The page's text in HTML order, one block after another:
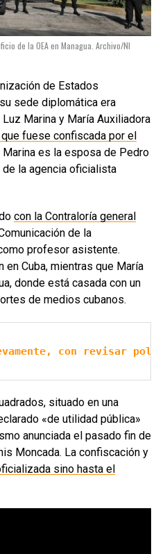
de la OEA en Managua. Archivo/NI
de Estados
sede diplomática era
Marina y María Auxiliadora
fuese confiscada por el
Marina es la esposa de Pedro
la agencia oficialista
con la Contraloría general
de la
profesor asistente.
Cuba, mientras que María
donde está casada con un
de medios cubanos.
con revisar
situado en una
«de utilidad pública»
anunciada el pasado fin de
Moncada. La confiscación y
sino hasta el